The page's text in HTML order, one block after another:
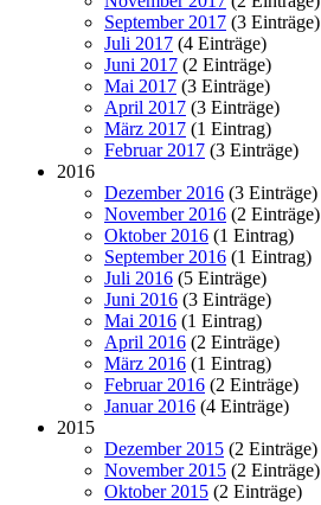
September 2017 (3 Einträge)
Juli 2017 (4 Einträge)
Juni 2017 (2 Einträge)
Mai 2017 (3 Einträge)
April 2017 (3 Einträge)
März 2017 (1 Eintrag)
Februar 2017 (3 Einträge)
2016
Dezember 2016 (3 Einträge)
November 2016 (2 Einträge)
Oktober 2016 (1 Eintrag)
September 2016 (1 Eintrag)
Juli 2016 (5 Einträge)
Juni 2016 (3 Einträge)
Mai 2016 (1 Eintrag)
April 2016 (2 Einträge)
März 2016 (1 Eintrag)
Februar 2016 (2 Einträge)
Januar 2016 (4 Einträge)
2015
Dezember 2015 (2 Einträge)
November 2015 (2 Einträge)
Oktober 2015 (2 Einträge)